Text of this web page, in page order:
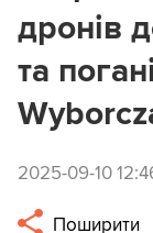
дронів
та
2025-09-10
Поширити